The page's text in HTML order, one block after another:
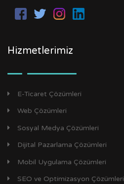
Hizmetlerimiz
E-Ticaret Çözümleri
Web Çözümleri
Sosyal Medya Çözümleri
Dijital Pazarlama Çözümleri
Mobil Uygulama Çözümleri
SEO ve Optimizasyon Çözümleri